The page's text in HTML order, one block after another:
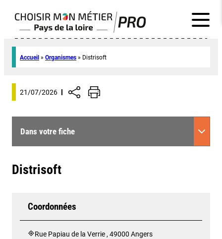
Accueil » Organismes » Distrisoft
21/07/2026
Dans votre fiche
Distrisoft
Coordonnées
Rue Papiau de la Verrie , 49000 Angers